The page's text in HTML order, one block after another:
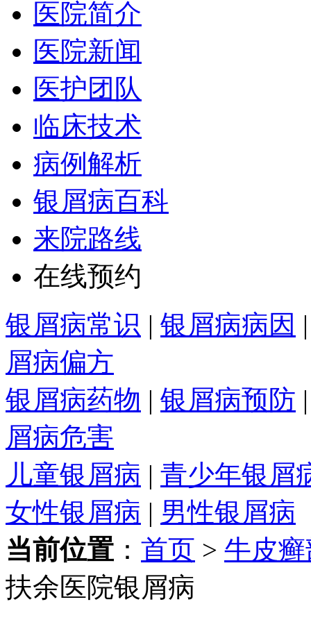
医院简介
医院新闻
医护团队
临床技术
病例解析
银屑病百科
来院路线
在线预约
银屑病常识 | 银屑病病因
屑病偏方
银屑病药物 | 银屑病预防
屑病危害
儿童银屑病 | 青少年银屑
女性银屑病 | 男性银屑病
当前位置 ： 首页 > 牛皮
扶余医院银屑病